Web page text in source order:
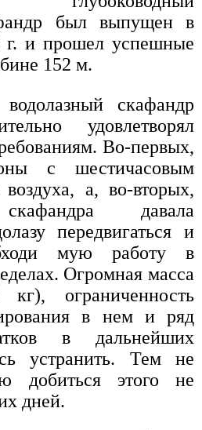
был выпущен в
г. и прошел успешные
152 м.
скафандр
удовлетворял
Во-первых,
с шестичасовым
а, во-вторых,
давала
передвигаться и
мую работу в
Огромная масса
ограниченность
в нем и ряд
в дальнейших
устранить. Тем не
добиться этого не
дней.